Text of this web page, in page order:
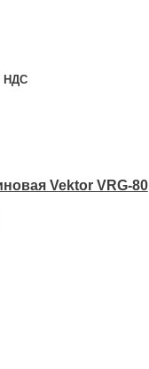
Vektor VRG-80